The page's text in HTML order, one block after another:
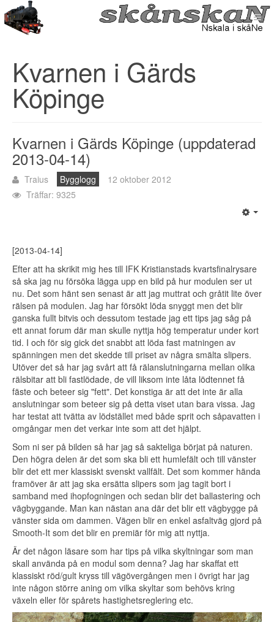
Kvarnen i Gärds
Köpinge
Kvarnen i Gärds Köpinge (uppdaterad
2013-04-14)
Traius Bygglogg
12 oktober 2012
Träffar: 9325
[2013-04-14]
Efter att ha skrikit mig hes till IFK Kristianstads kvartsfinalrysare
så ska jag nu försöka lägga upp en bild på hur modulen ser ut
nu. Det som hänt sen senast är att jag muttrat och gråtit lite över
rälsen på modulen. Jag har försökt löda snyggt men det blir
ganska fullt bitvis och dessutom testade jag ett tips jag såg på
ett annat forum där man skulle nyttja hög temperatur under kort
tid. I och för sig gick det snabbt att löda fast matningen av
spänningen men det skedde till priset av några smälta slipers.
Utöver det så har jag svårt att få rälanslutningarna mellan olika
rälsbitar att bli fastlödade, de vill liksom inte låta lödtennet få
fäste och beteer sig "fett". Det konstiga är att det inte är alla
anslutningar som beteer sig på detta viset utan bara vissa. Jag
har testat att tvätta av lödstället med både sprit och såpavatten i
omgångar men det verkar inte som att det hjälpt.
Som ni ser på bilden så har jag så sakteliga börjat på naturen.
Den högra delen är det som ska bli ett humlefält och till vänster
blir det ett mer klassiskt svenskt vallfält. Det som kommer hända
framöver är att jag ska ersätta slipers som jag tagit bort i
samband med ihopfogningen och sedan blir det ballastering och
vägbyggande. Man kan nästan ana där det blir ett vägbygge på
vänster sida om dammen. Vägen blir en enkel asfaltväg gjord på
Smooth-It som det blir en premiär för mig att nyttja.
Är det någon läsare som har tips på vilka skyltningar som man
skall använda på en modul som denna? Jag har skaffat ett
klassiskt röd/gult kryss till vägövergången men i övrigt har jag
inte någon större aning om vilka skyltar som behövs kring
växeln eller för spårets hastighetsreglering etc.